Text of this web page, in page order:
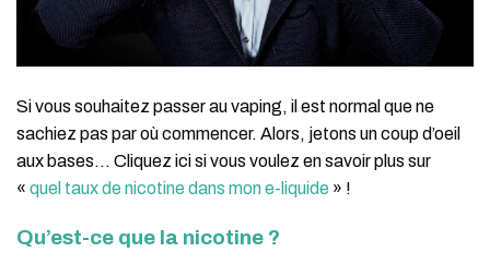
Si vous souhaitez passer au vaping, il est normal que ne
sachiez pas par où commencer. Alors, jetons un coup d’oeil
aux bases… Cliquez ici si vous voulez en savoir plus sur
« quel taux de nicotine dans mon e-liquide » !
Qu’est-ce que la nicotine ?